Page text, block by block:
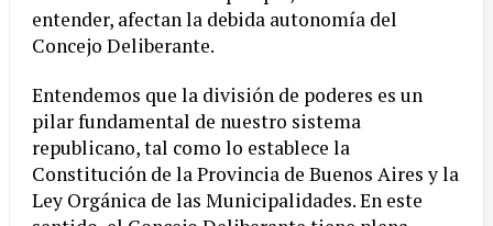
entender, afectan la debida autonomía del
Concejo Deliberante.
Entendemos que la división de poderes es un
pilar fundamental de nuestro sistema
republicano, tal como lo establece la
Constitución de la Provincia de Buenos Aires y la
Ley Orgánica de las Municipalidades. En este